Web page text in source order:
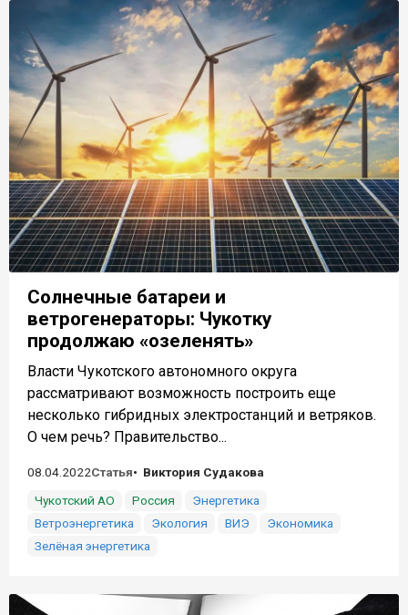
Солнечные батареи и
ветрогенераторы: Чукотку
продолжаю «озеленять»
Власти Чукотского автономного округа
рассматривают возможность построить еще
несколько гибридных электростанций и ветряков.
О чем речь? Правительство...
08.04.2022Статья
Виктория Судакова
Чукотский АО
Россия
Энергетика
Ветроэнергетика
Экология ВИЭ
Экономика
Зелёная энергетика